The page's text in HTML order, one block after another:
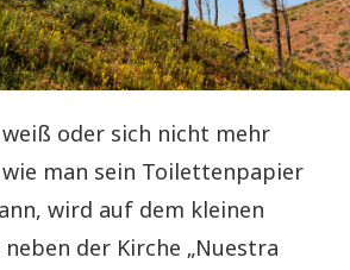
oder sich nicht mehr
man sein Toilettenpapier
wird auf dem kleinen
der Kirche „Nuestra